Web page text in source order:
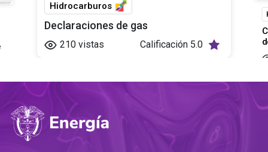
Hidrocarburos
Declaraciones de gas
210 vistas Calificación 5.0